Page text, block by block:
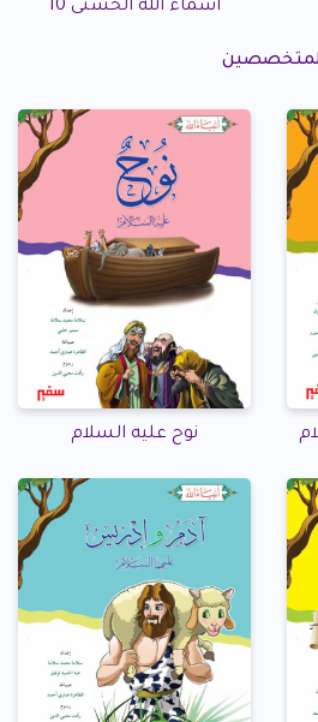
أسماء الله الحسنى 10
نوح عليه السلام